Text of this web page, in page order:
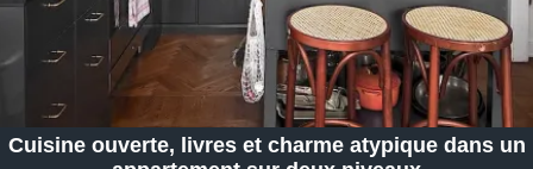
Cuisine ouverte, livres et charme atypique dans un